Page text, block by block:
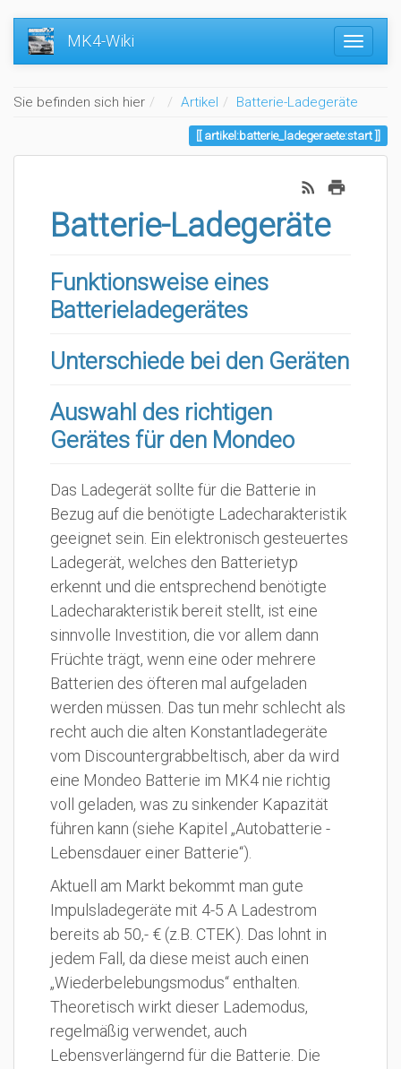
MK4-Wiki
Sie befinden sich hier Home
Artikel Batterie-Ladegeräte
artikel:batterie_ladegeraete:start
Batterie-Ladegeräte
Funktionsweise eines
Batterieladegerätes
Unterschiede bei den Geräten
Auswahl des richtigen
Gerätes für den Mondeo
Das Ladegerät sollte für die Batterie in
Bezug auf die benötigte Ladecharakteristik
geeignet sein. Ein elektronisch gesteuertes
Ladegerät, welches den Batterietyp
erkennt und die entsprechend benötigte
Ladecharakteristik bereit stellt, ist eine
sinnvolle Investition, die vor allem dann
Früchte trägt, wenn eine oder mehrere
Batterien des öfteren mal aufgeladen
werden müssen. Das tun mehr schlecht als
recht auch die alten Konstantladegeräte
vom Discountergrabbeltisch, aber da wird
eine Mondeo Batterie im MK4 nie richtig
voll geladen, was zu sinkender Kapazität
führen kann (siehe Kapitel „Autobatterie -
Lebensdauer einer Batterie“).
Aktuell am Markt bekommt man gute
Impulsladegeräte mit 4-5 A Ladestrom
bereits ab 50,- € (z.B. CTEK). Das lohnt in
jedem Fall, da diese meist auch einen
„Wiederbelebungsmodus“ enthalten.
Theoretisch wirkt dieser Lademodus,
regelmäßig verwendet, auch
Lebensverlängernd für die Batterie. Die